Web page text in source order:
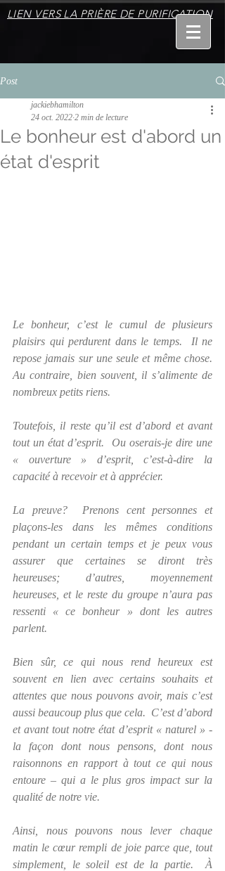
LIEN VERS LA PRIÈRE DE PURIFICATION
Post
Le bonheur est d'abord un
état d'esprit
jackiebhamilton
24 oct. 2022 2 min de lecture
Le bonheur, c’est le cumul de plusieurs
plaisirs qui perdurent dans le temps.  Il ne
repose jamais sur une seule et même chose.
Au contraire, bien souvent, il s’alimente de
nombreux petits riens.
Toutefois, il reste qu’il est d’abord et avant
tout un état d’esprit.  Ou oserais-je dire une
« ouverture » d’esprit, c’est-à-dire la
capacité à recevoir et à apprécier.
La preuve?  Prenons cent personnes et
plaçons-les dans les mêmes conditions
pendant un certain temps et je peux vous
assurer que certaines se diront très
heureuses; d’autres, moyennement
heureuses, et le reste du groupe n’aura pas
ressenti « ce bonheur » dont les autres
parlent.
Bien sûr, ce qui nous rend heureux est
souvent en lien avec certains souhaits et
attentes que nous pouvons avoir, mais c’est
aussi beaucoup plus que cela.  C’est d’abord
et avant tout notre état d’esprit « naturel » -
la façon dont nous pensons, dont nous
raisonnons en rapport à tout ce qui nous
entoure – qui a le plus gros impact sur la
qualité de notre vie.
Ainsi, nous pouvons nous lever chaque
matin le cœur rempli de joie parce que, tout
simplement, le soleil est de la partie.  À